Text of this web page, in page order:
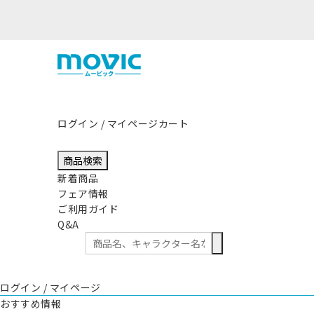
ログイン / マイページカート
商品検索
新着商品
フェア情報
ご利用ガイド
Q&A
ログイン / マイページ
おすすめ情報